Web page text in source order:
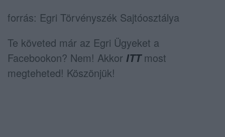
forrás: Egri Törvényszék Sajtóosztálya
Te követed már az Egri Ügyeket a
Facebookon? Nem! Akkor ITTmost
megteheted! Köszönjük!